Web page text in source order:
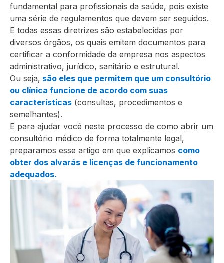
fundamental para profissionais da saúde, pois existe
uma série de regulamentos que devem ser seguidos.
E todas essas diretrizes são estabelecidas por
diversos órgãos, os quais emitem documentos para
certificar a conformidade da empresa nos aspectos
administrativo, jurídico, sanitário e estrutural.
Ou seja, são eles que permitem que um consultório
ou clínica funcione de acordo com suas
características (consultas, procedimentos e
semelhantes).
E para ajudar você neste processo de como abrir um
consultório médico de forma totalmente legal,
preparamos esse artigo em que explicamos como
obter dos alvarás e licenças de funcionamento
adequados.